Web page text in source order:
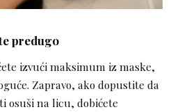
predugo
izvući maksimum iz maske,
Zapravo, ako dopustite da
osuši na licu, dobićete